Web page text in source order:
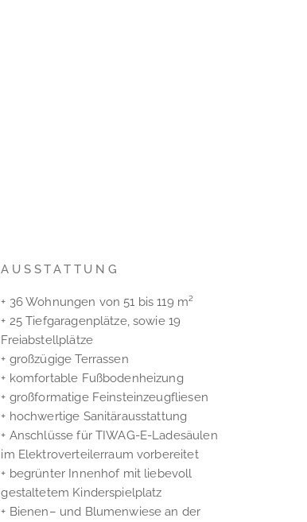
AUSSTATTUNG
+ 36 Wohnungen von 51 bis 119 m²
+ 25 Tiefgaragenplätze, sowie 19
Freiabstellplätze
+ großzügige Terrassen
+ komfortable Fußbodenheizung
+ großformatige Feinsteinzeugfliesen
+ hochwertige Sanitärausstattung
+ Anschlüsse für TIWAG-E-Ladesäulen
im Elektroverteilerraum vorbereitet
+ begrünter Innenhof mit liebevoll
gestaltetem Kinderspielplatz
+ Bienen– und Blumenwiese an der